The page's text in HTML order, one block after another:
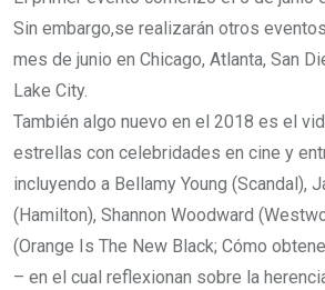
Sin embargo,se realizarán otros
mes de junio en Chicago, Atlanta, San
Lake City.
También algo nuevo en el 2018 es el
estrellas con celebridades en cine y
incluyendo a Bellamy Young (Scandal),
(Hamilton), Shannon Woodward
(Orange Is The New Black; Cómo
– en el cual reflexionan sobre la